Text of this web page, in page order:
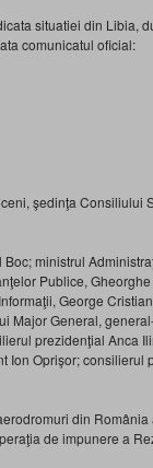
situatiei din Libia,
comunicatul oficial:
şedinţa Consiliului
ministrul
Publice,
George
Major General,
prezidenţial Anca
Ion Oprişor; consilierul
din
de impunere a